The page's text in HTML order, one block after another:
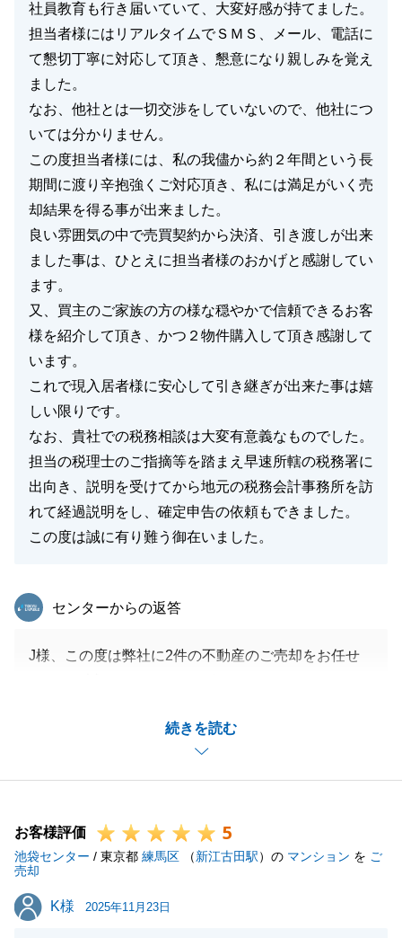
社員教育も行き届いていて、大変好感が持てました。
担当者様にはリアルタイムでＳＭＳ、メール、電話に
て懇切丁寧に対応して頂き、懇意になり親しみを覚え
ました。
なお、他社とは一切交渉をしていないので、他社につ
いては分かりません。
この度担当者様には、私の我儘から約２年間という長
期間に渡り辛抱強くご対応頂き、私には満足がいく売
却結果を得る事が出来ました。
良い雰囲気の中で売買契約から決済、引き渡しが出来
ました事は、ひとえに担当者様のおかげと感謝してい
ます。
又、買主のご家族の方の様な穏やかで信頼できるお客
様を紹介して頂き、かつ２物件購入して頂き感謝して
います。
これで現入居者様に安心して引き継ぎが出来た事は嬉
しい限りです。
なお、貴社での税務相談は大変有意義なものでした。
担当の税理士のご指摘等を踏まえ早速所轄の税務署に
出向き、説明を受けてから地元の税務会計事務所を訪
れて経過説明をし、確定申告の依頼もできました。
この度は誠に有り難う御在いました。
続きを読む
東急リバブル
センターからの返答
J様、この度は弊社に2件の不動産のご売却をお任せ
気付けは最初にお会いしてから2年以上たっており、
ここまで長い期間弊社にお任せいただいたこと、改め
2件まとめてご売却できたことは私にとっても嬉しい
ことではございますが、J様とのお付き合いが終わっ
てしまうと思うと少し悲しい気持ちもございます。
是非また不動産のご相談、お悩み事等ございました
お客様評価 5
池袋センター / 東京都 練馬区 （新江古田駅）の マンション を ご
売却
K様
K様 2025年11月23日